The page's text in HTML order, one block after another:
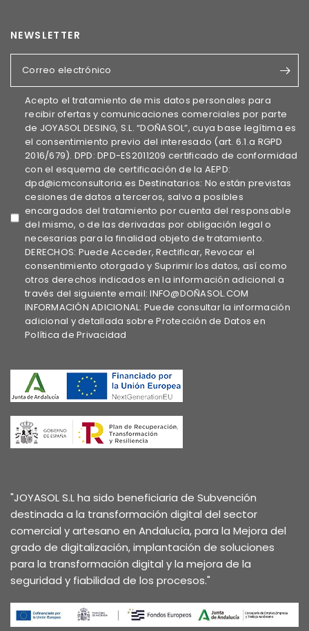
NEWSLETTER
Correo electrónico
Acepto el tratamiento de mis datos personales para
recibir ofertas y comunicaciones comerciales por parte
de JOYASOL DESING, S.L. “DOÑASOL”, cuya base legítima es
el consentimiento previo del interesado (art. 6.1.a RGPD
2016/679). DPD: DPD-ES2011209 certificado de conformidad
con el esquema de certificación de la AEPD:
dpd@icmconsultoria.es Destinatarios: No están previstas
cesiones de datos a terceros, salvo a posibles
encargados del tratamiento por cuenta del responsable
del mismo, o de las derivadas por obligación legal o
necesarias para la finalidad objeto de tratamiento.
DERECHOS: Puede Acceder, Rectificar, Revocar el
consentimiento otorgado y Suprimir los datos, así como
otros derechos indicados en la información adicional a
través del siguiente email: INFO@DOÑASOL.COM
INFORMACIÓN ADICIONAL: Puede consultar la información
adicional y detallada sobre Protección de Datos en
Política de Privacidad
"JOYASOL S.L ha sido beneficiaria de Subvención
destinada a la transformación digital del sector
comercial y artesano en Andalucía, para la Mejora del
grado de digitalización, implantación de soluciones
para la transformación digital y la mejora de la
seguridad y fiabilidad de los procesos."